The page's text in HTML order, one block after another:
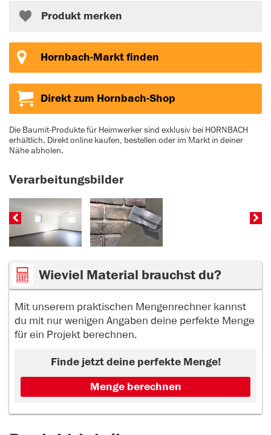
Produkt merken
Hornbach-Markt finden
Direkt zum Hornbach-Shop
Die Baumit-Produkte für Heimwerker sind exklusiv bei HORNBACH
erhältlich. Direkt online kaufen, bestellen oder im Markt in deiner
Nähe abholen.
Verarbeitungsbilder
Wieviel Material brauchst du?
Mit unserem praktischen Mengenrechner kannst
du mit nur wenigen Angaben deine perfekte Menge
für ein Projekt berechnen.
Finde jetzt deine perfekte Menge!
Menge berechnen